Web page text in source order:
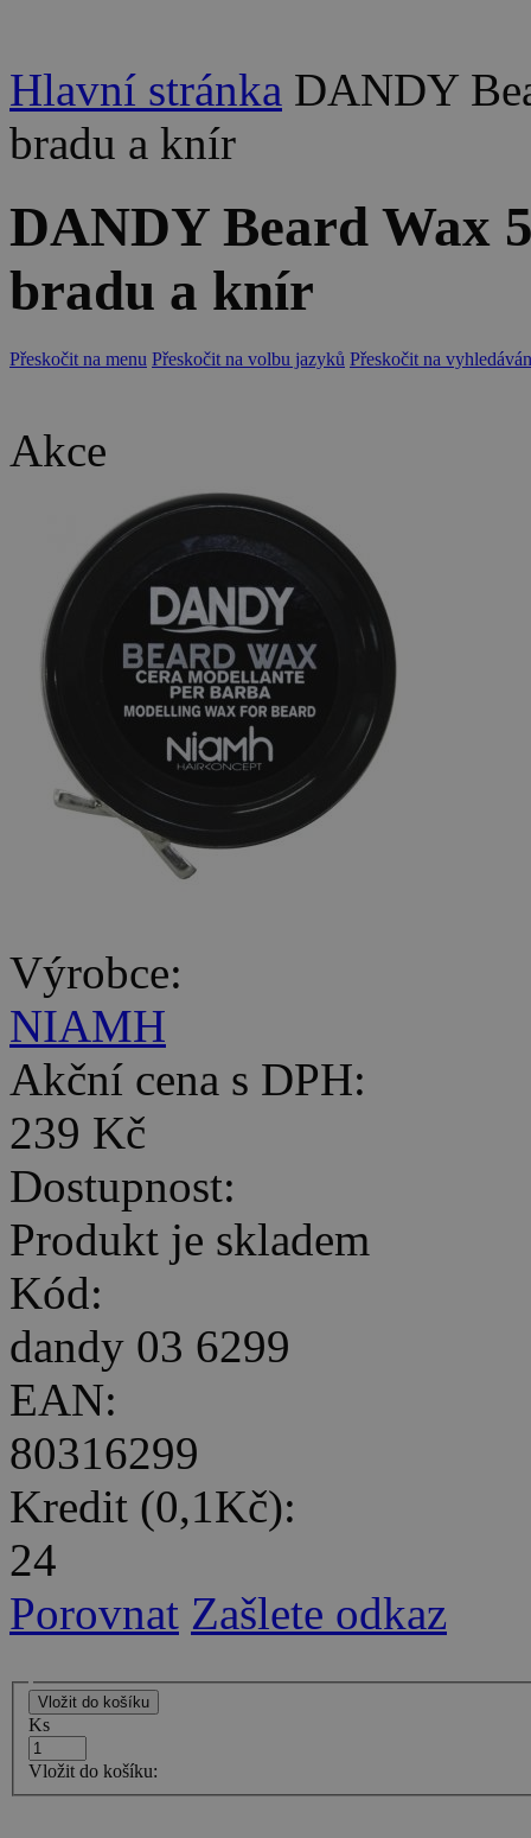
Hlavní stránka DANDY
bradu a knír
DANDY Beard Wax
bradu a knír
Přeskočit na menu Přeskočit na volbu jazyků Přeskočit na
Akce
Výrobce:
NIAMH
Akční cena s DPH:
239 Kč
Dostupnost:
Produkt je skladem
Kód:
dandy 03 6299
EAN:
80316299
Kredit (0,1Kč):
24
Porovnat Zašlete odkaz
Ks
Vložit do košíku: